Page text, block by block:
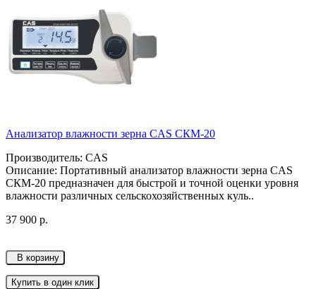
Анализатор влажности зерна CAS СКМ-20
Производитель: CAS
Описание: Портативный анализатор влажности зерна CAS
СКМ-20 предназначен для быстрой и точной оценки уровня
влажности различных сельскохозяйственных куль..
37 900 р.
В корзину
Купить в один клик